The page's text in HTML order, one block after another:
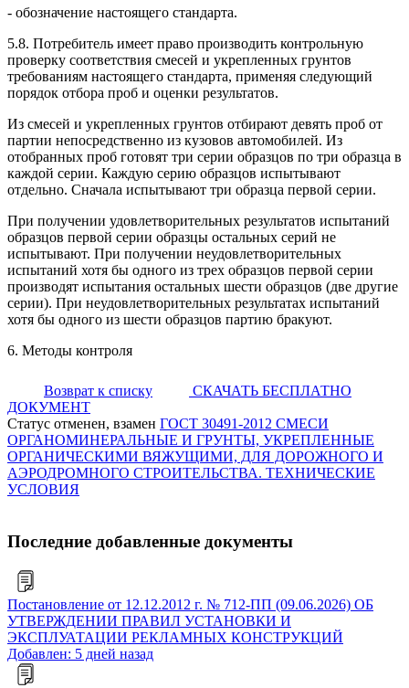
- обозначение настоящего стандарта.
5.8. Потребитель имеет право производить контрольную
проверку соответствия смесей и укрепленных грунтов
требованиям настоящего стандарта, применяя следующий
порядок отбора проб и оценки результатов.
Из смесей и укрепленных грунтов отбирают девять проб от
партии непосредственно из кузовов автомобилей. Из
отобранных проб готовят три серии образцов по три образца в
каждой серии. Каждую серию образцов испытывают
отдельно. Сначала испытывают три образца первой серии.
При получении удовлетворительных результатов испытаний
образцов первой серии образцы остальных серий не
испытывают. При получении неудовлетворительных
испытаний хотя бы одного из трех образцов первой серии
производят испытания остальных шести образцов (две другие
серии). При неудовлетворительных результатах испытаний
хотя бы одного из шести образцов партию бракуют.
6. Методы контроля
Возврат к списку
СКАЧАТЬ БЕСПЛАТНО
ДОКУМЕНТ
Статус отменен, взамен ГОСТ 30491-2012 СМЕСИ
ОРГАНОМИНЕРАЛЬНЫЕ И ГРУНТЫ, УКРЕПЛЕННЫЕ
ОРГАНИЧЕСКИМИ ВЯЖУЩИМИ, ДЛЯ ДОРОЖНОГО И
АЭРОДРОМНОГО СТРОИТЕЛЬСТВА. ТЕХНИЧЕСКИЕ
УСЛОВИЯ
Последние добавленные документы
Постановление от 12.12.2012 г. № 712-ПП (09.06.2026) ОБ
УТВЕРЖДЕНИИ ПРАВИЛ УСТАНОВКИ И
ЭКСПЛУАТАЦИИ РЕКЛАМНЫХ КОНСТРУКЦИЙ
Добавлен: 5 дней назад